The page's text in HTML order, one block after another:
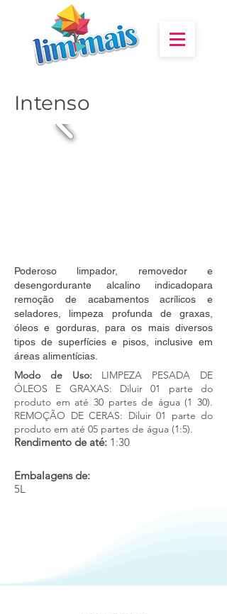
Intenso
Poderoso limpador, removedor e
desengordurante alcalino indicadopara
remoção de acabamentos acrílicos e
seladores, limpeza profunda de graxas,
óleos e gorduras, para os mais diversos
tipos de superfícies e pisos, inclusive em
áreas alimentícias.
Modo de Uso: LIMPEZA PESADA DE
ÓLEOS E GRAXAS: Diluir 01 parte do
produto em até 30 partes de água (1 30).
REMOÇÃO DE CERAS: Diluir 01 parte do
produto em até 05 partes de água (1:5).
Rendimento de até: 1:30
Embalagens de:
5L